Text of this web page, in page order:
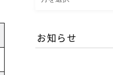
ブ
お知らせ